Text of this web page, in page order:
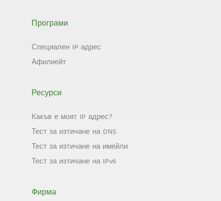
Програми
Специален IP адрес
Афилиейт
Ресурси
Какъв е моят IP адрес?
Тест за изтичане на DNS
Тест за изтичане на имейли
Тест за изтичане на IPv6
Фирма